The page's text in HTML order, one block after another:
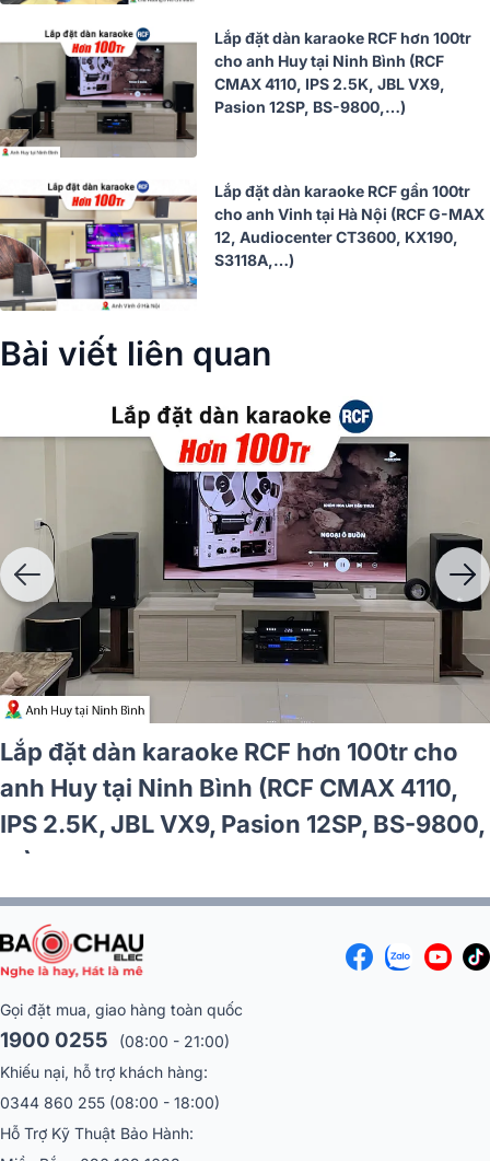
Lắp đặt dàn karaoke RCF hơn 100tr
cho anh Huy tại Ninh Bình (RCF
CMAX 4110, IPS 2.5K, JBL VX9,
Pasion 12SP, BS-9800,…)
Lắp đặt dàn karaoke RCF gần 100tr
cho anh Vinh tại Hà Nội (RCF G-MAX
12, Audiocenter CT3600, KX190,
S3118A,…)
Bài viết liên quan
Lắp đặt dàn karaoke RCF hơn 97tr cho
anh Cần tại TP HCM (RCF CMAX 4110, JBL
V6, JBL KX190, Alto TS12S, JBL VM300)
Gọi đặt mua, giao hàng toàn quốc
1900 0255 (08:00 - 21:00)
Khiếu nại, hỗ trợ khách hàng:
0344 860 255(08:00 - 18:00)
Hỗ Trợ Kỹ Thuật Bảo Hành:
Miền Bắc :096 169 1633
Miền Nam:
086 551 3799